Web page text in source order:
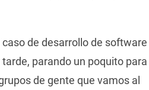
de desarrollo de software
parando un poquito para
de gente que vamos al